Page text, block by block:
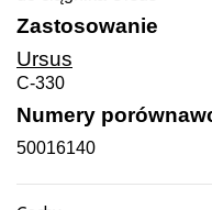
Zastosowanie
Ursus
C-330
Numery
50016140